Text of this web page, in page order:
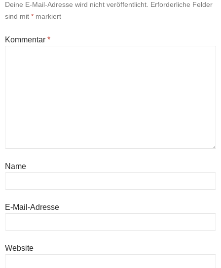
Deine E-Mail-Adresse wird nicht veröffentlicht. Erforderliche Felder
sind mit * markiert
Kommentar *
Name
E-Mail-Adresse
Website